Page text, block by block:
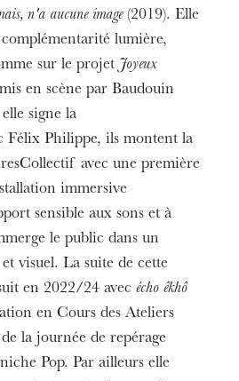
n'a aucune image(2019). Elle
lumière,
sur le projet Joyeux
en scène par Baudouin
signe la
Félix Philippe, ils montent la
avec une première
immersive
sensible aux sons et à
le public dans un
visuel. La suite de cette
en 2022/24 avecécho êkhô
en Cours des Ateliers
la journée de repérage
Pop. Par ailleurs elle